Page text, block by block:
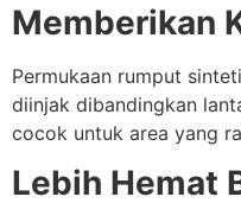
Memberikan
Permukaan rumput
diinjak dibandingkan
cocok untuk area yang
Lebih Hemat